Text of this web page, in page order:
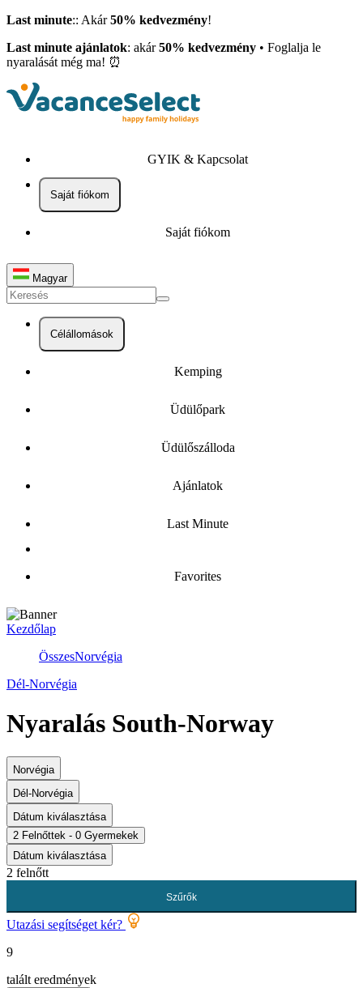
Last minute:: Akár50% kedvezmény!
Last minute ajánlatok: akár50% kedvezmény • Foglalja le
nyaralását még ma! ⏰
GYIK & Kapcsolat
Saját fiókom
Saját fiókom
Magyar
Célállomások
Kemping
Üdülőpark
Üdülőszálloda
Ajánlatok
Last Minute
Favorites
Kezdőlap
ÖsszesNorvégia
Dél-Norvégia
Nyaralás South-Norway
Norvégia
Dél-Norvégia
Dátum kiválasztása
2 Felnőttek - 0 Gyermekek
Dátum kiválasztása
2 felnőtt
Szűrők
Utazási segítséget kér?
9
talált eredmények